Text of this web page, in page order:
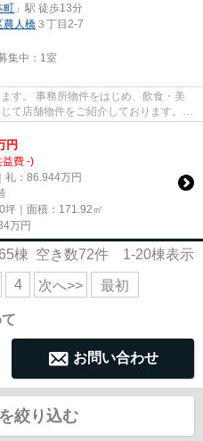
町 」駅 徒歩13分
農人橋 ３丁目2-7
集中： 1室
す。 事務所物件をはじめ、飲食・美
て店舗物件をご紹介しております。
円
益費 -)
礼：86.944万円
坪｜面積：171.92㎡
万円
65棟 空き数72件 1-20棟表示
4 次へ>> 最初
お問い合わせ
絞り込む